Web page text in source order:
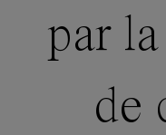
par
de